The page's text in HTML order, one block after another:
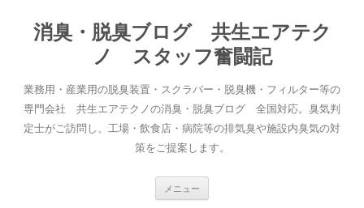
消臭・脱臭ブログ 共生エアテク
ノ スタッフ奮闘記
業務用・産業用の脱臭装置・スクラバー・脱臭機・フィルター等の
専門会社 共生エアテクノの消臭・脱臭ブログ 全国対応。臭気判
定士がご訪問し、工場・飲食店・病院等の排気臭や施設内臭気の対
策をご提案します。
メニュー